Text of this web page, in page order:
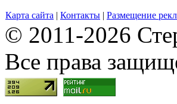
Карта сайта | Контакты | Размещение
© 2011-2026
Все права